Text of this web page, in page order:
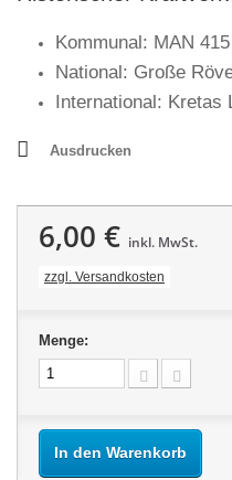
Kommunal: MAN
National: Große
International: Kretas
Ausdrucken
6,00 € inkl. MwSt.
zzgl. Versandkosten
Menge:
In den Warenkorb